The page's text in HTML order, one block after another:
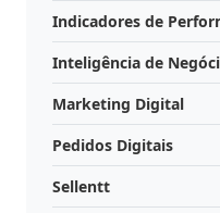
Indicadores de
Inteligência de
Marketing Digital
Pedidos Digitais
Sellentt